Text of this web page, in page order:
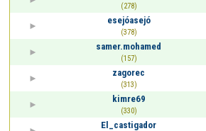
(278)
esejóasejó
(378)
samer.mohamed
(157)
zagorec
(313)
kimre69
(330)
El_castigador